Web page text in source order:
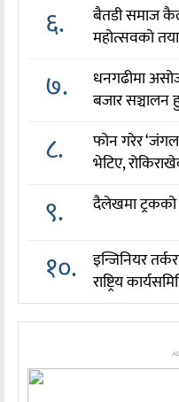
६.
बैतडी समाज
महोत्सवको
७.
धनगढीमा
बजार सञ्चालन
८.
फोन गरेर
भेटिए,
९. दैलेखमा
१०.
इन्जिनियर
राष्ट्रिय